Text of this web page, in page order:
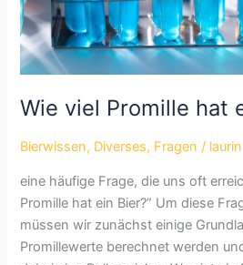
Wie viel Promille hat
Bierwissen, Diverses, Fragen / laurin
eine häufige Frage, die uns oft
Promille hat ein Bier?” Um diese
müssen wir zunächst einige
Promillewerte berechnet werden